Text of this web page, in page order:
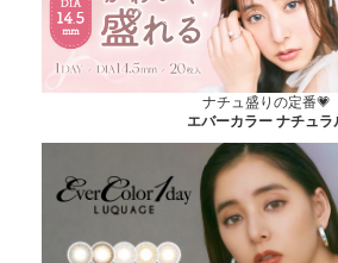
ナチュ盛りの定番💗
エバーカラー ナチュラ